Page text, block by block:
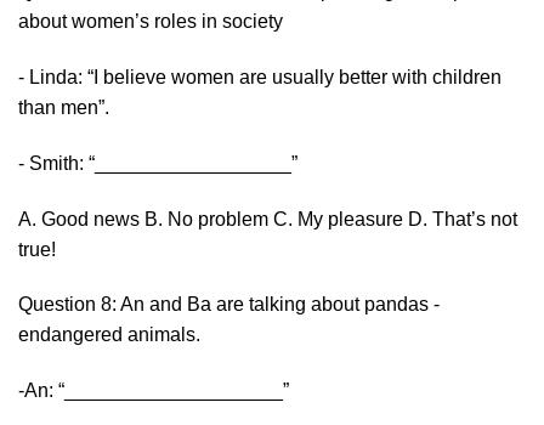
about women’s roles in society
- Linda: “I believe women are usually better with children
than men”.
- Smith: “__________________”
A. Good news B. No problem C. My pleasure D. That’s not
true!
Question 8: An and Ba are talking about pandas -
endangered animals.
-An: “____________________”